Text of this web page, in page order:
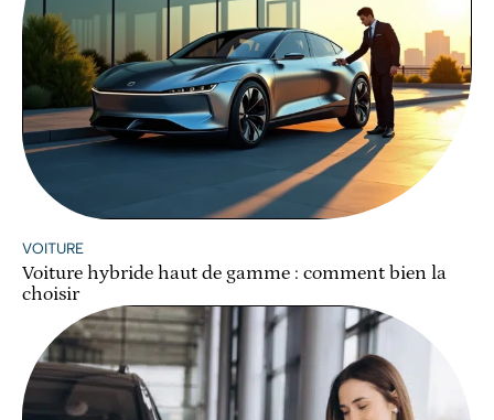
VOITURE
Voiture hybride haut de gamme : comment bien la
choisir